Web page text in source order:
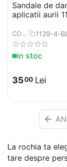
La rochia ta
tare despre
Sandale de
aplicatii aurii
COD: 1129-4-
in stoc
3500 Lei